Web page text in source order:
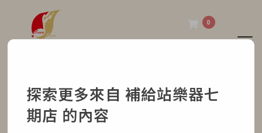
0
FP-60 學音樂要從小開始
探索更多來自 補給站樂器七
期店 的內容